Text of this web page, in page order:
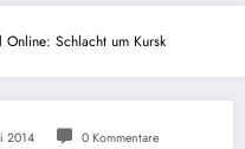
Online: Schlacht um Kursk
2014 0 Kommentare